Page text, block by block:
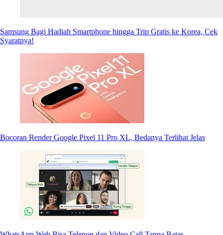
Samsung Bagi Hadiah Smartphone hingga Trip Gratis ke Korea, Cek
Syaratnya!
Bocoran Render Google Pixel 11 Pro XL, Bedanya Terlihat Jelas